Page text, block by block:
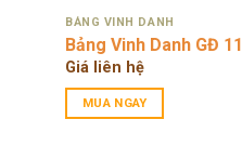
BẢNG VINH DANH
Bảng Vinh Danh GĐ 11
Giá liên hệ
MUA NGAY